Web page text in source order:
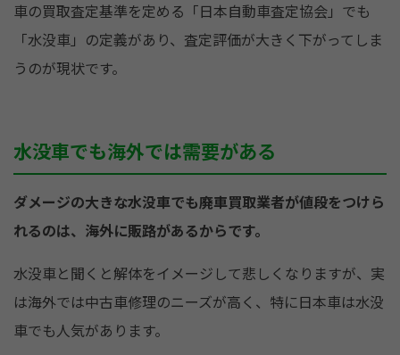
車の買取査定基準を定める「日本自動車査定協会」でも
「水没車」の定義があり、査定評価が大きく下がってしま
うのが現状です。
水没車でも海外では需要がある
ダメージの大きな水没車でも廃車買取業者が値段をつけら
れるのは、海外に販路があるからです。
水没車と聞くと解体をイメージして悲しくなりますが、実
は海外では中古車修理のニーズが高く、特に日本車は水没
車でも人気があります。